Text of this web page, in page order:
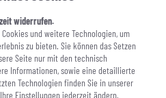
widerrufen.
und weitere Technologien, um
zu bieten. Sie können das Setzen
Seite nur mit den technisch
Informationen, sowie eine detaillierte
Technologien finden Sie in unserer
Einstellungenjederzeit ändern.